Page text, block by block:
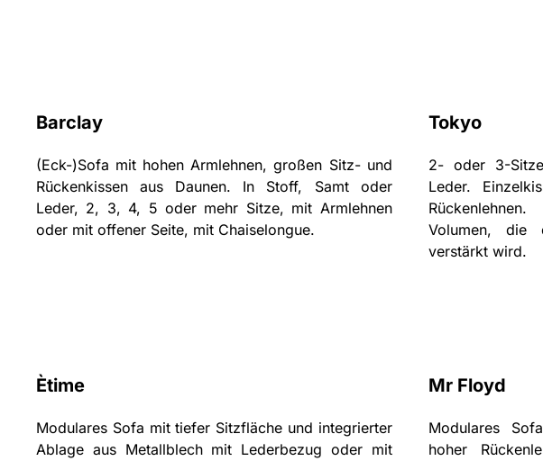
Barclay
(Eck-)Sofa mit hohen Armlehnen, großen Sitz- und
Rückenkissen aus Daunen. In Stoff, Samt oder
Leder, 2, 3, 4, 5 oder mehr Sitze, mit Armlehnen
oder mit offener Seite, mit Chaiselongue.
Tokyo
2- oder 3-
Leder.
Volumen, die
verstärkt wird.
Ètime
Modulares Sofa mit tiefer Sitzfläche und integrierter
Ablage aus Metallblech mit Lederbezug oder mit
Mr Floyd
Modulares
hoher